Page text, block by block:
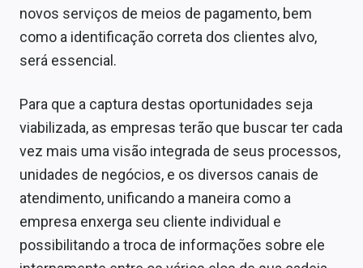
novos serviços de meios de pagamento, bem
como a identificação correta dos clientes alvo,
será essencial.
Para que a captura destas oportunidades seja
viabilizada, as empresas terão que buscar ter cada
vez mais uma visão integrada de seus processos,
unidades de negócios, e os diversos canais de
atendimento, unificando a maneira como a
empresa enxerga seu cliente individual e
possibilitando a troca de informações sobre ele